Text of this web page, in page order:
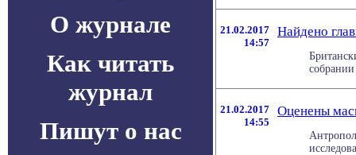
О журнале
Как читать
журнал
Пишут о нас
21.02.2017
14:57
Найдено
21.02.2017
14:55
Оценены